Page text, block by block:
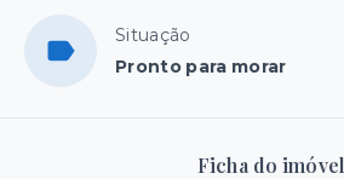
Situação
Pronto para morar
Ficha do imóvel